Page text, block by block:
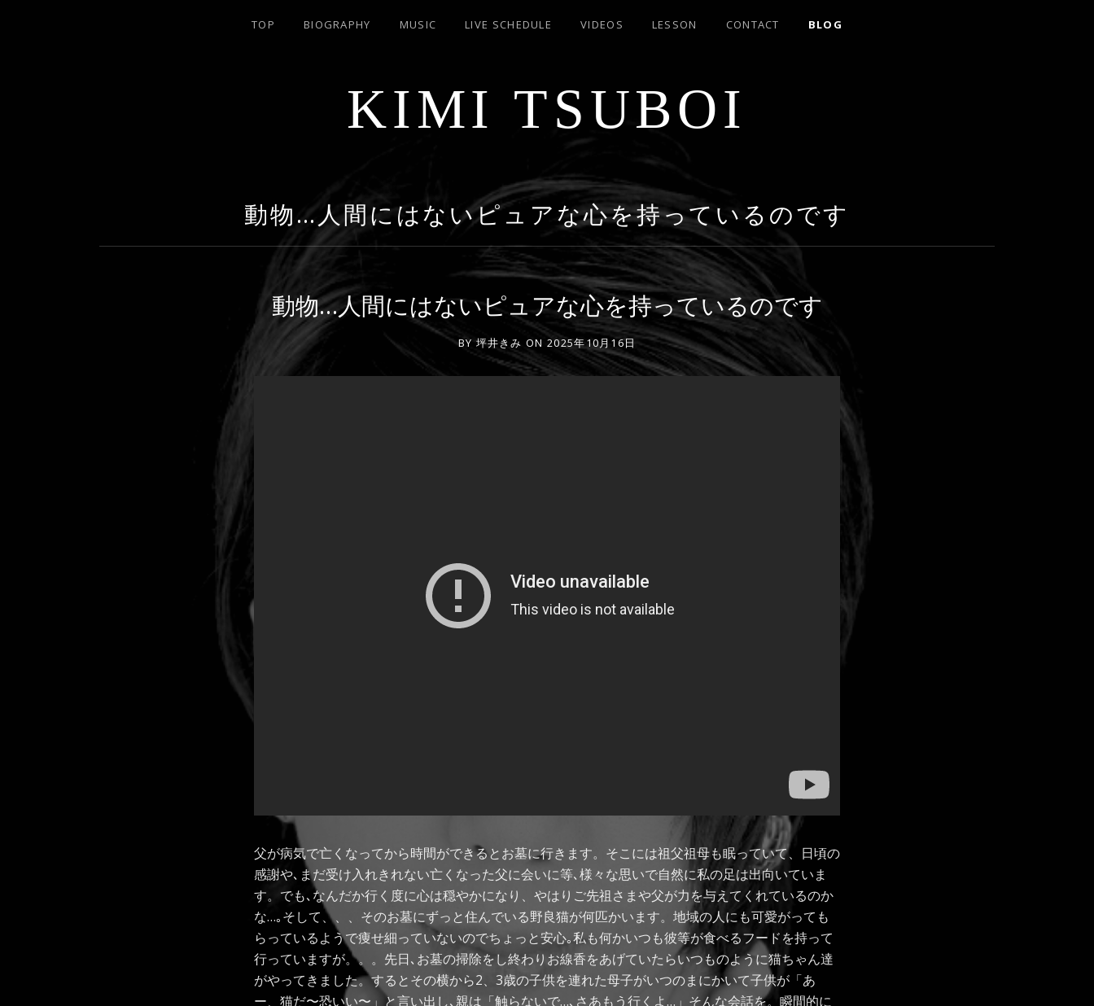
KIMI TSUBOI
TOP BIOGRAPHY MUSIC LIVE SCHEDULE VIDEOS LESSON CONTACT BLOG
動物…人間にはないピュアな心を持っているのです
動物…人間にはないピュアな心を持っているのです
BY 坪井きみ ON 2025年10月16日
父が病気で亡くなってから時間ができるとお墓に行きます。そこには祖父祖母も眠っていて、日頃の
感謝や､まだ受け入れきれない亡くなった父に会いに等､様々な思いで自然に私の足は出向いていま
す。でも､なんだか行く度に心は穏やかになり、やはりご先祖さまや父が力を与えてくれているのか
な…｡そして、、、そのお墓にずっと住んでいる野良猫が何匹かいます。地域の人にも可愛がっても
らっているようで痩せ細っていないのでちょっと安心｡私も何かいつも彼等が食べるフードを持って
行っていますが。。。先日､お墓の掃除をし終わりお線香をあげていたらいつものように猫ちゃん達
がやってきました。するとその横から2、3歳の子供を連れた母子がいつのまにかいて子供が「あ
ー、猫だ〜恐いい〜」と言い出し､親は「触らないで…､さあもう行くよ…」そんな会話を。瞬間的に